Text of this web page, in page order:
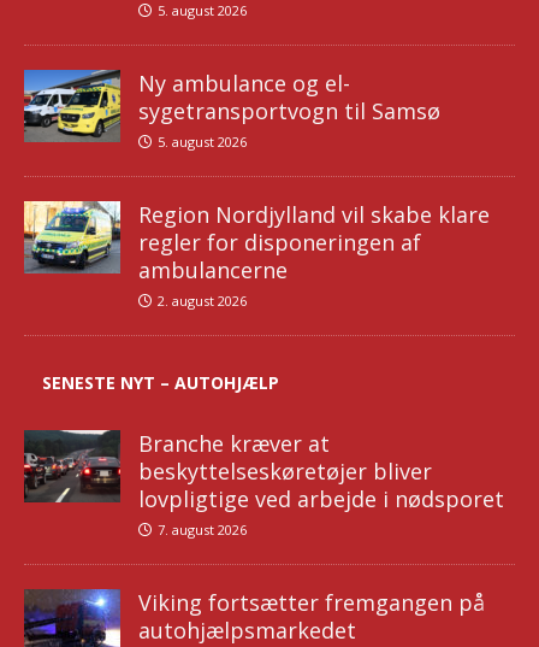
5. august 2026
Ny ambulance og el-
sygetransportvogn til Samsø
5. august 2026
Region Nordjylland vil skabe klare
regler for disponeringen af
ambulancerne
2. august 2026
SENESTE NYT – AUTOHJÆLP
Branche kræver at
beskyttelseskøretøjer bliver
lovpligtige ved arbejde i nødsporet
7. august 2026
Viking fortsætter fremgangen på
autohjælpsmarkedet